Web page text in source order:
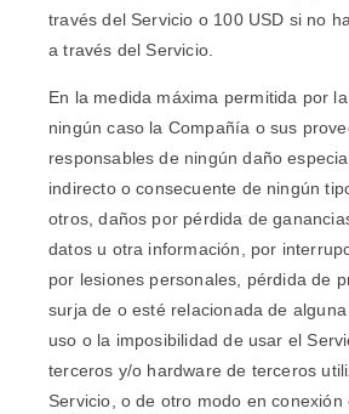
través del Servicio o 100 USD si no
a través del Servicio.
En la medida máxima permitida por
ningún caso la Compañía o sus
responsables de ningún daño
indirecto o consecuente de ningún
otros, daños por pérdida de
datos u otra información, por
por lesiones personales, pérdida de
surja de o esté relacionada de
uso o la imposibilidad de usar el
terceros y/o hardware de terceros
Servicio, o de otro modo en conexión